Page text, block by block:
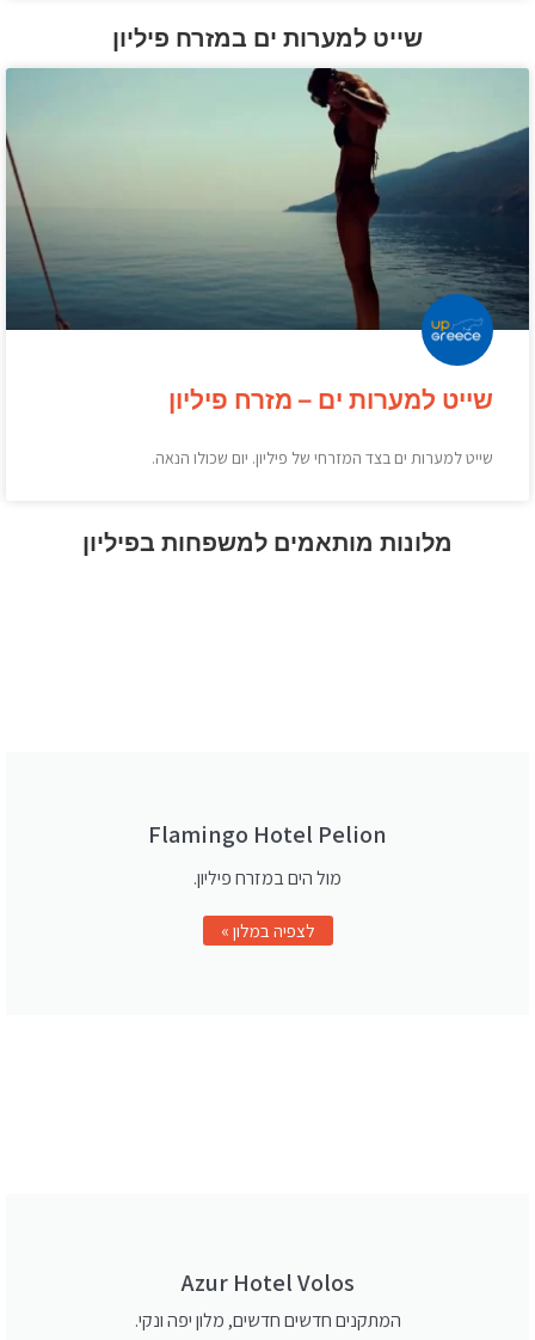
שייט למערות ים במזרח פיליון
שייט למערות ים – מזרח פיליון
שייט למערות ים בצד המזרחי של פיליון. יום שכולו הנאה.
מלונות מותאמים למשפחות בפיליון
Flamingo Hotel Pelion
מול הים במזרח פיליון.
לצפיה במלון »
Azur Hotel Volos
המתקנים חדשים חדשים, מלון יפה ונקי.